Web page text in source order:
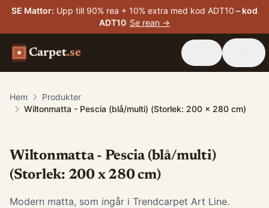
SE Mattor: Upp till 90% rea + 10% extra med kod ADT10 – kod
ADT10 Se rean →
Carpet.se
Hem
Produkter
Wiltonmatta - Pescia (blå/multi) (Storlek: 200 x 280 cm)
Wiltonmatta - Pescia (blå/multi)
(Storlek: 200 x 280 cm)
Modern matta, som ingår i Trendcarpet Art Line.